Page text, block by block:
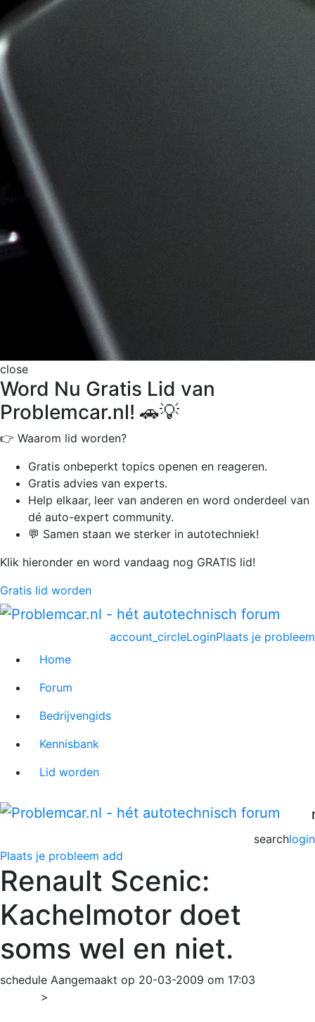
close
Word Nu Gratis Lid van
Problemcar.nl! 🚗💡
👉 Waarom lid worden?
Gratis onbeperkt topics openen en reageren.
Gratis advies van experts.
Help elkaar, leer van anderen en word onderdeel van
dé auto-expert community.
💬 Samen staan we sterker in autotechniek!
Klik hieronder en word vandaag nog GRATIS lid!
Gratis lid worden
Plaats je probleem
account_circleLogin
Home
Forum
Bedrijvengids
Kennisbank
Lid worden
login
search
Plaats je probleem add
Renault Scenic:
Kachelmotor doet
soms wel en niet.
schedule Aangemaakt op 20-03-2009 om 17:03
>